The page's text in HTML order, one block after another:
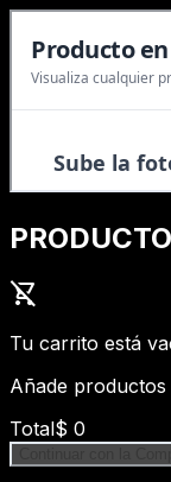
shopping_cart_off
Tu carrito está
Añade
Total$ 0